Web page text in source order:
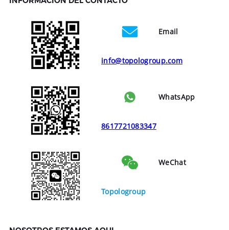
Email
info@topologroup.com
WhatsApp
8617721083347
WeChat
Topologroup